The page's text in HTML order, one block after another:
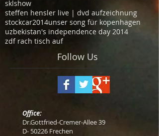
sklshow
steffen hensler live | dvd aufzeichnung
stockcar2014unser song für kopenhagen
uzbekistan's independence day 2014
zdf rach tisch auf
Follow Us
Office:
Dr.Gottfried-Cremer-Allee 39
D- 50226 Frechen